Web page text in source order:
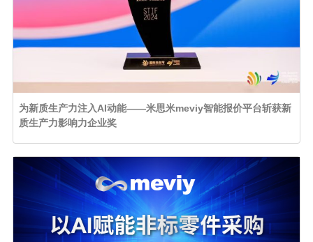
为新质生产力注入AI动能——米思米meviy智能报价平台斩获新
质生产力影响力企业奖